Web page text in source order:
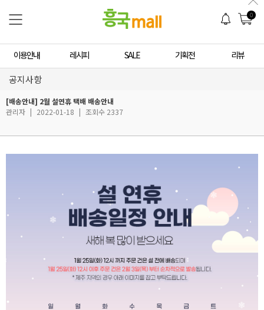
0
이용안내 레시피 SALE 기획전 리뷰
공지사항
[배송안내] 2월 설연휴 택배 배송안내
관리자 | 2022-01-18 | 조회수 2337